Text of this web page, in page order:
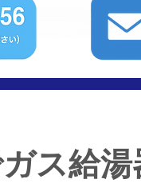
ス給湯